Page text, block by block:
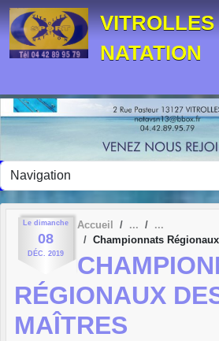
VITROLLES
NATATION
Le dimanche
08
DÉC. 2019
Accueil
Championnats
RÉGIONAUX
MAÎTRES
Panneau de gestion des cookies